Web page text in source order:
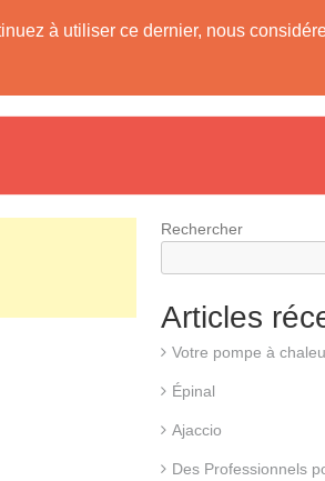
à utiliser ce dernier, nous
Rechercher
Articles
Votre pompe à
Épinal
Ajaccio
Des Professionnels